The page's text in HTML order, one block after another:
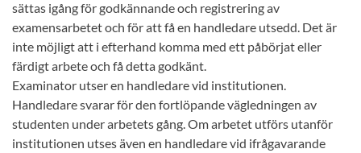
sättas igång för godkännande och registrering av
examensarbetet och för att få en handledare utsedd. Det är
inte möjligt att i efterhand komma med ett påbörjat eller
färdigt arbete och få detta godkänt.
Examinator utser en handledare vid institutionen.
Handledare svarar för den fortlöpande vägledningen av
studenten under arbetets gång. Om arbetet utförs utanför
institutionen utses även en handledare vid ifrågavarande